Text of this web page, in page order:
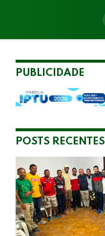
PUBLICIDADE
POSTS RECENTES